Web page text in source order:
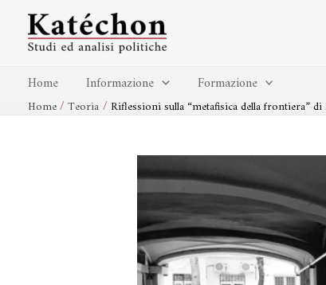
contenuto
Home Informazione Formazione
Home Teoria Riflessioni sulla “metafisica della frontiera”
articoli